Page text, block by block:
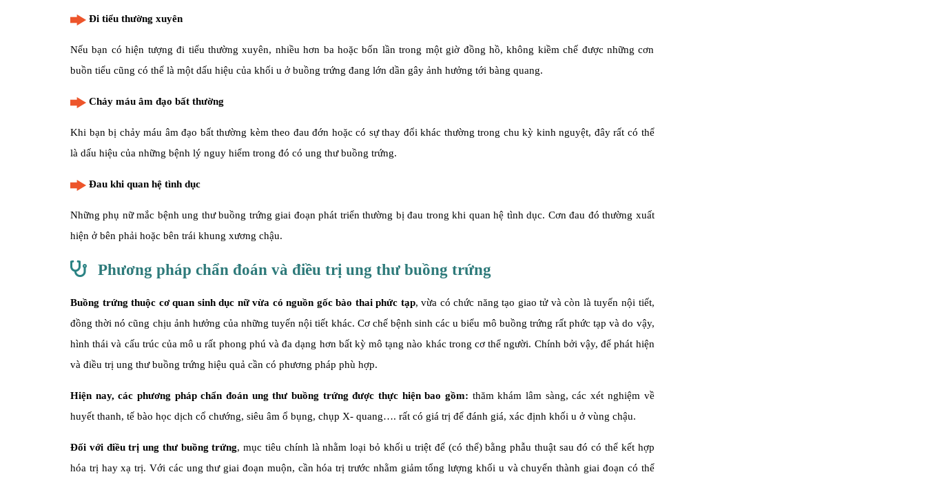
Đi tiểu thường xuyên
Nếu bạn có hiện tượng đi tiểu thường xuyên, nhiều hơn ba hoặc bốn lần trong một giờ đồng hồ, không kiềm chế được những cơn
buồn tiểu cũng có thể là một dấu hiệu của khối u ở buồng trứng đang lớn dần gây ảnh hưởng tới bàng quang.
Chảy máu âm đạo bất thường
Khi bạn bị chảy máu âm đạo bất thường kèm theo đau đớn hoặc có sự thay đổi khác thường trong chu kỳ kinh nguyệt, đây rất có thể
là dấu hiệu của những bệnh lý nguy hiểm trong đó có ung thư buồng trứng.
Đau khi quan hệ tình dục
Những phụ nữ mắc bệnh ung thư buồng trứng giai đoạn phát triển thường bị đau trong khi quan hệ tình dục. Cơn đau đó thường xuất
hiện ở bên phải hoặc bên trái khung xương chậu.
Phương pháp chẩn đoán và điều trị ung thư buồng trứng
Buồng trứng thuộc cơ quan sinh dục nữ vừa có nguồn gốc bào thai phức tạp, vừa có chức năng tạo giao tử và còn là tuyến nội tiết,
đồng thời nó cũng chịu ảnh hưởng của những tuyến nội tiết khác. Cơ chế bệnh sinh các u biểu mô buồng trứng rất phức tạp và do vậy,
hình thái và cấu trúc của mô u rất phong phú và đa dạng hơn bất kỳ mô tạng nào khác trong cơ thể người. Chính bởi vậy, để phát hiện
và điều trị ung thư buồng trứng hiệu quả cần có phương pháp phù hợp.
Hiện nay, các phương pháp chẩn đoán ung thư buồng trứng được thực hiện bao gồm: thăm khám lâm sàng, các xét nghiệm về
huyết thanh, tế bào học dịch cổ chướng, siêu âm ổ bụng, chụp X- quang…. rất có giá trị để đánh giá, xác định khối u ở vùng chậu.
Đối với điều trị ung thư buồng trứng, mục tiêu chính là nhằm loại bỏ khối u triệt để (có thể) bằng phẫu thuật sau đó có thể kết hợp
hóa trị hay xạ trị. Với các ung thư giai đoạn muộn, cần hóa trị trước nhằm giảm tổng lượng khối u và chuyển thành giai đoạn có thể